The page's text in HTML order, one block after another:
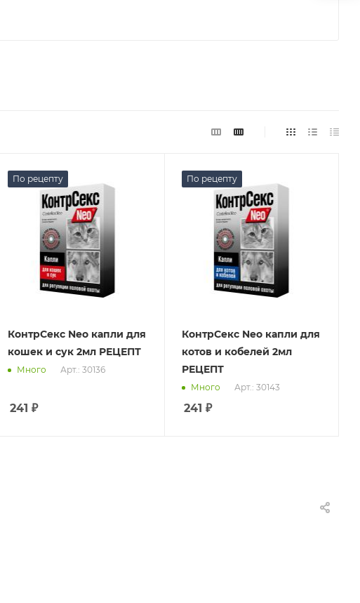
По рецепту
КонтрСекс Nео капли для
кошек и сук 2мл РЕЦЕПТ
Много Арт.: 30136
241 ₽
По рецепту
КонтрСекс Nео капли для
котов и кобелей 2мл
РЕЦЕПТ
Много Арт.: 30143
241 ₽